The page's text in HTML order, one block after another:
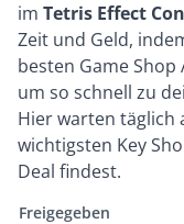
im Tetris Effect
Zeit und Geld,
besten Game
um so schnell zu
Hier warten täglich
wichtigsten Key
Deal findest.
Freigegeben